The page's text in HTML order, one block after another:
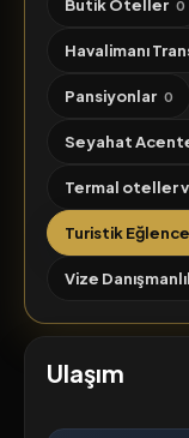
Butik Oteller 0
Havalimanı
Pansiyonlar 0
Seyahat
Termal oteller
Turistik
Vize
Ulaşım